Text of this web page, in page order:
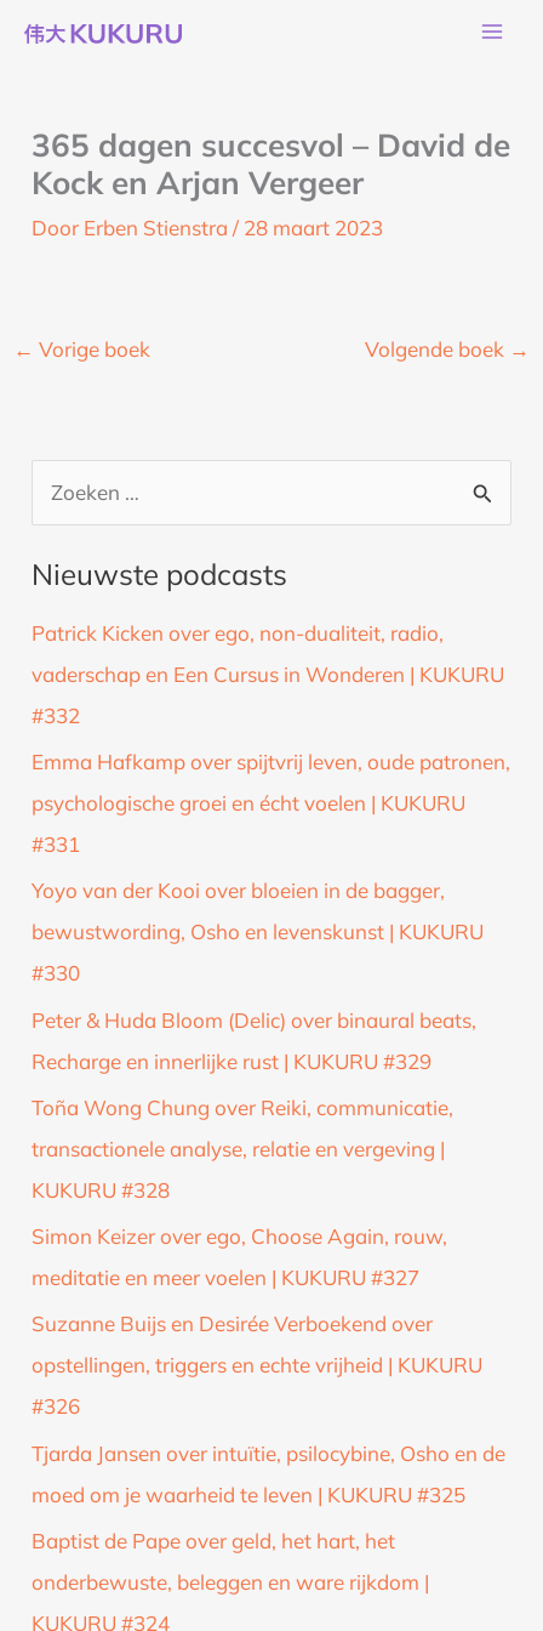
naar
365 dagen succesvol – David de
Kock en Arjan Vergeer
Door Erben Stienstra/ 28 maart 2023
← Vorige boek Volgende boek →
e
k
a
Nieuwste podcasts
Patrick Kicken over ego, non-dualiteit, radio,
vaderschap en Een Cursus in Wonderen | KUKURU
#332
Emma Hafkamp over spijtvrij leven, oude patronen,
psychologische groei en écht voelen | KUKURU
#331
Yoyo van der Kooi over bloeien in de bagger,
bewustwording, Osho en levenskunst | KUKURU
#330
Peter & Huda Bloom (Delic) over binaural beats,
Recharge en innerlijke rust | KUKURU #329
Toña Wong Chung over Reiki, communicatie,
transactionele analyse, relatie en vergeving |
KUKURU #328
Simon Keizer over ego, Choose Again, rouw,
meditatie en meer voelen | KUKURU #327
Suzanne Buijs en Desirée Verboekend over
opstellingen, triggers en echte vrijheid | KUKURU
#326
Tjarda Jansen over intuïtie, psilocybine, Osho en de
moed om je waarheid te leven | KUKURU #325
Baptist de Pape over geld, het hart, het
onderbewuste, beleggen en ware rijkdom |
KUKURU #324